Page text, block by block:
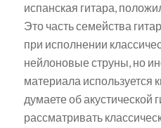
испанская гитара,
Это часть семейства
при исполнении
нейлоновые струны, но
материала используется
думаете об акустической
рассматривать